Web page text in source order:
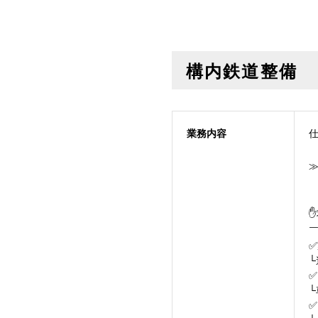
構内鉄道整備
業務内容
≫